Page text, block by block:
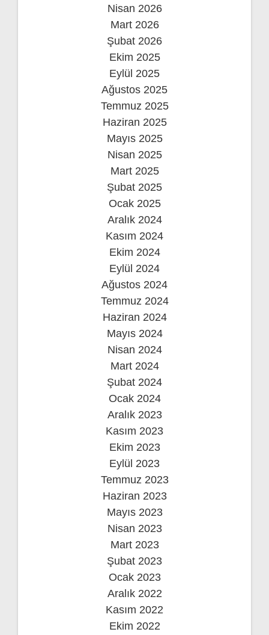
Nisan 2026
Mart 2026
Şubat 2026
Ekim 2025
Eylül 2025
Ağustos 2025
Temmuz 2025
Haziran 2025
Mayıs 2025
Nisan 2025
Mart 2025
Şubat 2025
Ocak 2025
Aralık 2024
Kasım 2024
Ekim 2024
Eylül 2024
Ağustos 2024
Temmuz 2024
Haziran 2024
Mayıs 2024
Nisan 2024
Mart 2024
Şubat 2024
Ocak 2024
Aralık 2023
Kasım 2023
Ekim 2023
Eylül 2023
Temmuz 2023
Haziran 2023
Mayıs 2023
Nisan 2023
Mart 2023
Şubat 2023
Ocak 2023
Aralık 2022
Kasım 2022
Ekim 2022